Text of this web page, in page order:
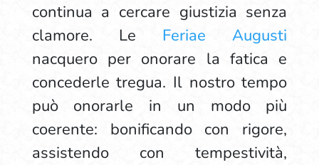
continua a cercare giustizia senza
clamore. Le Feriae Augusti
nacquero per onorare la fatica e
concederle tregua. Il nostro tempo
può onorarle in un modo più
coerente: bonificando con rigore,
assistendo con tempestività,